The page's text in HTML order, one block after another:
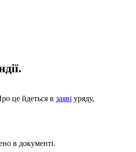
це йдеться в заяві уряду,
в документі.